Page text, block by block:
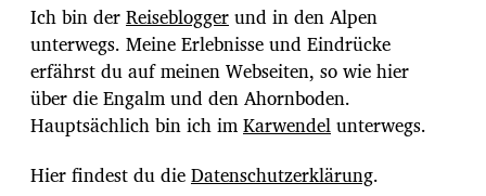
Ich bin derReisebloggerund in den Alpen
unterwegs. Meine Erlebnisse und Eindrücke
erfährst du auf meinen Webseiten, so wie hier
über die Engalm und den Ahornboden.
Hauptsächlich bin ich imKarwendelunterwegs.
Hier findest du dieDatenschutzerklärung.